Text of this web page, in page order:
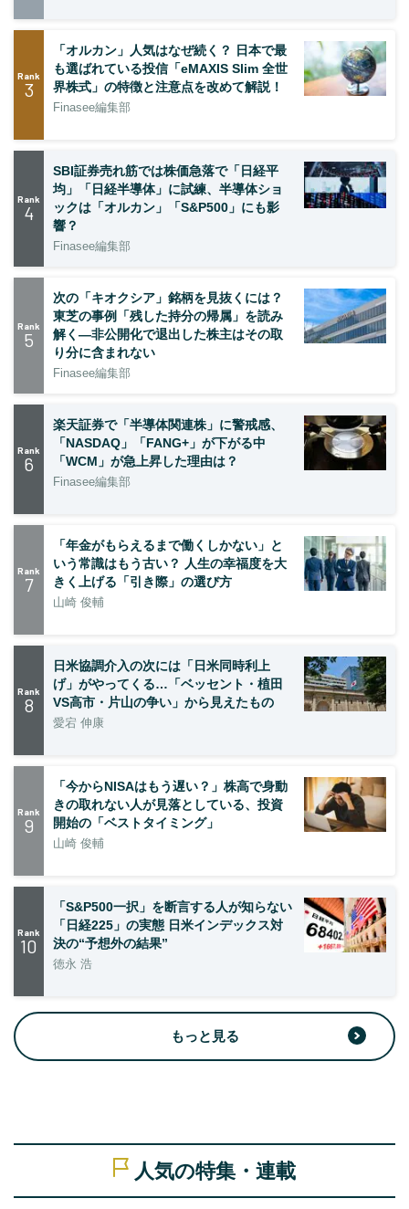
Rank
3
「オルカン」人気はなぜ続く？ 日本で最
も選ばれている投信「eMAXIS Slim 全世
界株式」の特徴と注意点を改めて解説！
Finasee編集部
Rank
4
SBI証券売れ筋では株価急落で「日経平
均」「日経半導体」に試練、半導体ショ
ックは「オルカン」「S&P500」にも影
響？
Finasee編集部
Rank
5
次の「キオクシア」銘柄を見抜くには？
東芝の事例「残した持分の帰属」を読み
解く—非公開化で退出した株主はその取
り分に含まれない
Finasee編集部
Rank
6
楽天証券で「半導体関連株」に警戒感、
「NASDAQ」「FANG+」が下がる中
「WCM」が急上昇した理由は？
Finasee編集部
Rank
7
「年金がもらえるまで働くしかない」と
いう常識はもう古い？ 人生の幸福度を大
きく上げる「引き際」の選び方
山崎 俊輔
Rank
8
日米協調介入の次には「日米同時利上
げ」がやってくる…「ベッセント・植田
VS高市・片山の争い」から見えたもの
愛宕 伸康
Rank
9
「今からNISAはもう遅い？」株高で身動
きの取れない人が見落としている、投資
開始の「ベストタイミング」
山崎 俊輔
Rank
10
「S&P500一択」を断言する人が知らない
「日経225」の実態 日米インデックス対
決の“予想外の結果”
徳永 浩
もっと見る
人気の特集・連載